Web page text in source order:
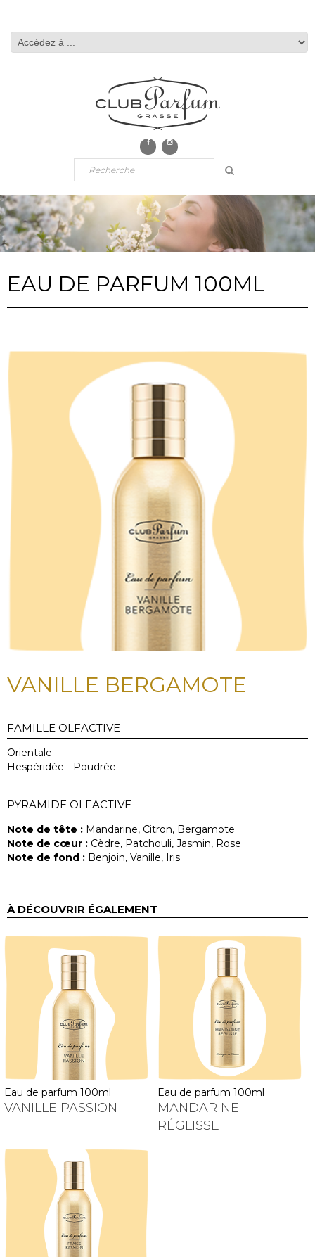
EAU DE PARFUM 100ML
VANILLE BERGAMOTE
FAMILLE OLFACTIVE
Orientale
Hespéridée - Poudrée
PYRAMIDE OLFACTIVE
Note de tête : Mandarine, Citron, Bergamote
Note de cœur : Cèdre, Patchouli, Jasmin, Rose
Note de fond : Benjoin, Vanille, Iris
À DÉCOUVRIR ÉGALEMENT
eau de parfum 100ml
VANILLE PASSION
eau de parfum 100ml
MANDARINE
RÉGLISSE